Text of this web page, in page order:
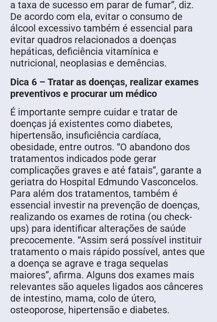
a taxa de sucesso em parar de fumar”, diz.
De acordo com ela, evitar o consumo de
álcool excessivo também é essencial para
evitar quadros relacionados a doenças
hepáticas, deficiência vitamínica e
nutricional, neoplasias e demências.
Dica 6 – Tratar as doenças, realizar exames
preventivos e procurar um médico
É importante sempre cuidar e tratar de
doenças já existentes como diabetes,
hipertensão, insuficiência cardíaca,
obesidade, entre outros. “O abandono dos
tratamentos indicados pode gerar
complicações graves e até fatais”, garante a
geriatra do Hospital Edmundo Vasconcelos.
Para além dos tratamentos, também é
essencial investir na prevenção de doenças,
realizando os exames de rotina (ou check-
ups) para identificar alterações de saúde
precocemente. “Assim será possível instituir
tratamento o mais rápido possível, antes que
a doença se agrave e traga sequelas
maiores”, afirma. Alguns dos exames mais
relevantes são aqueles ligados aos cânceres
de intestino, mama, colo de útero,
osteoporose, hipertensão e diabetes.